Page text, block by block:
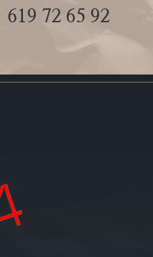
619 72 65 92